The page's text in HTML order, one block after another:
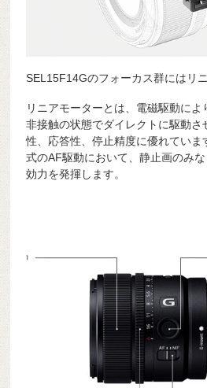
SEL15F14Gのフォーカス群にはリ
リニアモーターとは、電磁駆動に
非接触の状態でダイレクトに駆動さ
性、応答性、停止精度に優れてい
式のAF駆動において、静止画のみ
効力を発揮します。